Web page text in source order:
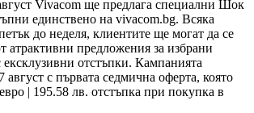
Vivacom ще предлага специални Шок
единствено на vivacom.bg. Всяка
до неделя, клиентите ще могат да се
атрактивни предложения за избрани
ексклузивни отстъпки. Кампанията
август с първата седмична оферта, която
| 195.58 лв. отстъпка при покупка в